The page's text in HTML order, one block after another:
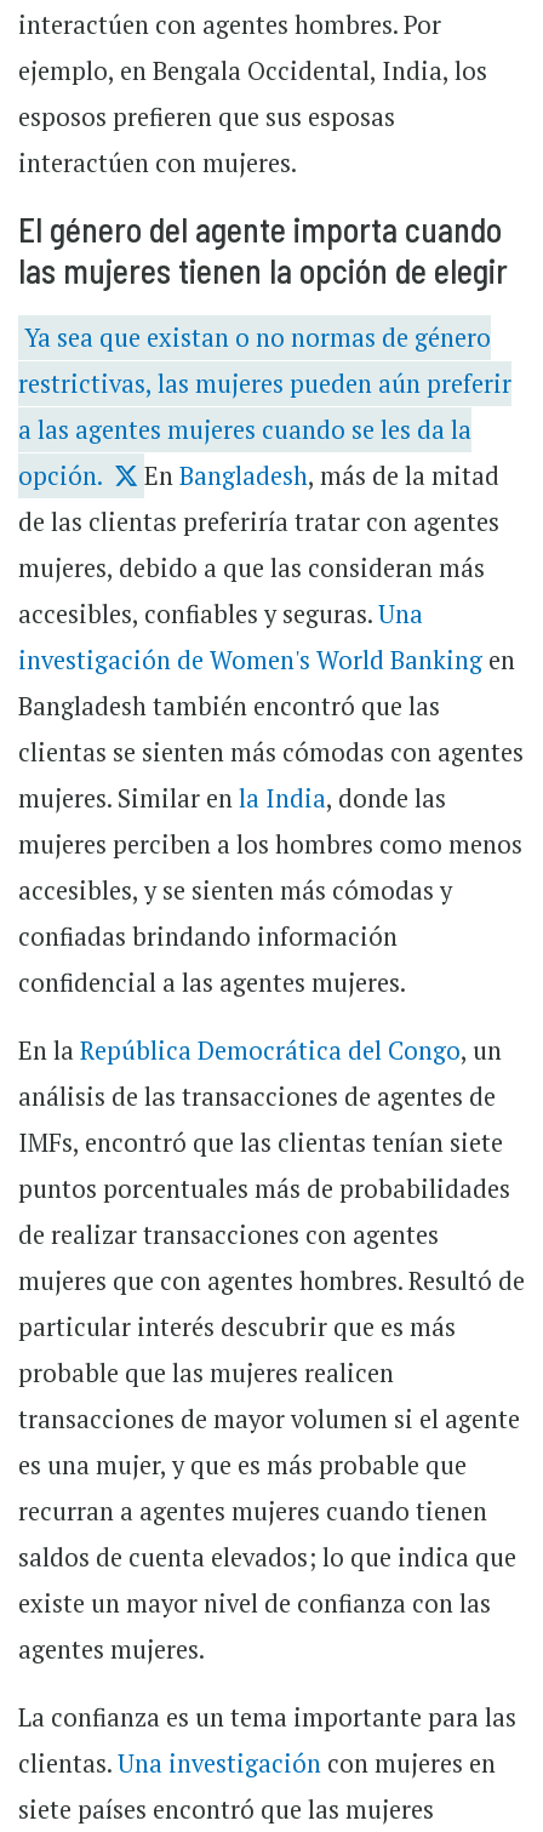
interactúen con agentes hombres. Por
ejemplo, en Bengala Occidental, India, los
esposos prefieren que sus esposas
interactúen con mujeres.
El género del agente importa cuando
las mujeres tienen la opción de elegir
Ya sea que existan o no normas de género
restrictivas, las mujeres pueden aún preferir
a las agentes mujeres cuando se les da la
opción.
EnBangladesh, más de la mitad
de las clientas preferiría tratar con agentes
mujeres, debido a que las consideran más
accesibles, confiables y seguras.Una
investigación de Women's World Banking en
Bangladesh también encontró que las
clientas se sienten más cómodas con agentes
mujeres. Similar enla India, donde las
mujeres perciben a los hombres como menos
accesibles, y se sienten más cómodas y
confiadas brindando información
confidencial a las agentes mujeres.
En laRepública Democrática del Congo, un
análisis de las transacciones de agentes de
IMFs, encontró que las clientas tenían siete
puntos porcentuales más de probabilidades
de realizar transacciones con agentes
mujeres que con agentes hombres. Resultó de
particular interés descubrir que es más
probable que las mujeres realicen
transacciones de mayor volumen si el agente
es una mujer, y que es más probable que
recurran a agentes mujeres cuando tienen
saldos de cuenta elevados; lo que indica que
existe un mayor nivel de confianza con las
agentes mujeres.
La confianza es un tema importante para las
clientas.Una investigación con mujeres en
siete países encontró que las mujeres